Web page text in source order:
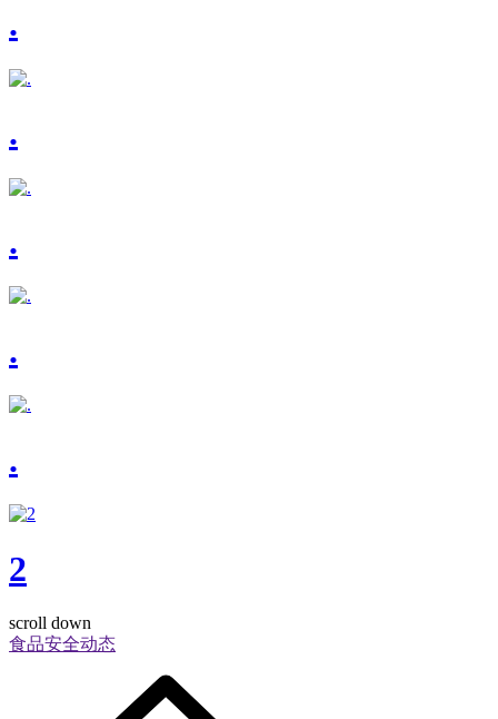
.
.
.
.
.
2
scroll down
食品安全动态